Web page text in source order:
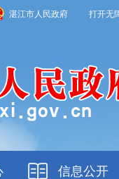
湛江市人民政府 打开无
信息公开